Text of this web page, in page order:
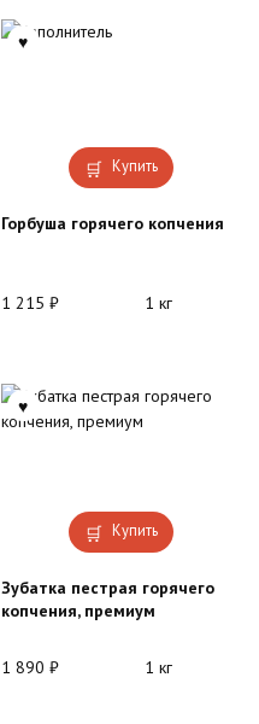
Купить
Горбуша горячего копчения
1 215 ₽ 1 кг
Купить
Зубатка пестрая горячего
копчения, премиум
1 890 ₽ 1 кг